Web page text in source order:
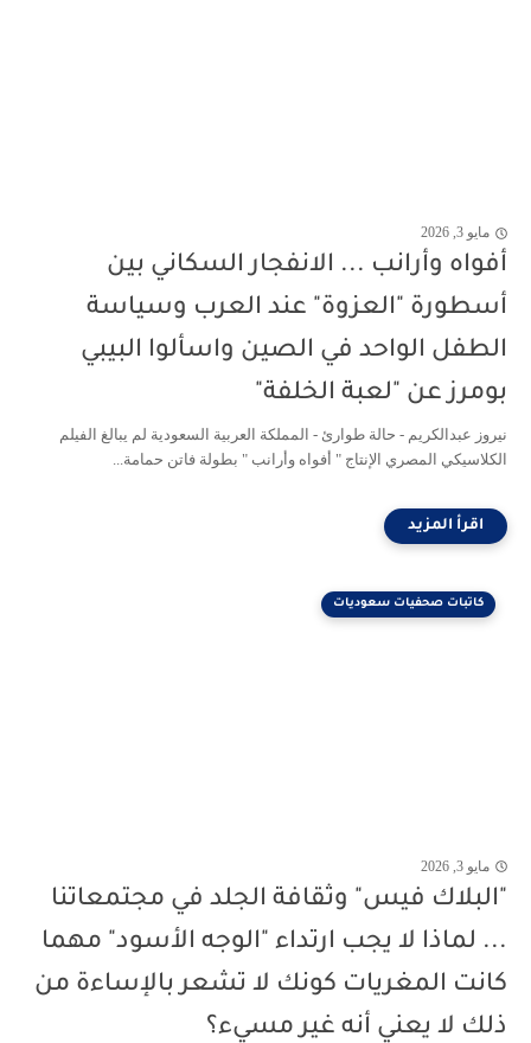
مايو 3, 2026
أفواه وأرانب ... الانفجار السكاني بين
أسطورة "العزوة" عند العرب وسياسة
الطفل الواحد في الصين واسألوا البيبي
بومرز عن "لعبة الخلفة"
نيروز عبدالكريم - حالة طوارئ - المملكة العربية السعودية لم يبالغ الفيلم
الكلاسيكي المصري الإنتاج " أفواه وأرانب " بطولة فاتن حمامة...
كاتبات صحفيات سعوديات
مايو 3, 2026
"البلاك فيس" وثقافة الجلد في مجتمعاتنا
... لماذا لا يجب ارتداء "الوجه الأسود" مهما
كانت المغريات كونك لا تشعر بالإساءة من
ذلك لا يعني أنه غير مسيء؟